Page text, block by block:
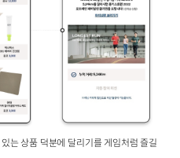
는 상품 덕분에 달리기를 게임처럼 즐길